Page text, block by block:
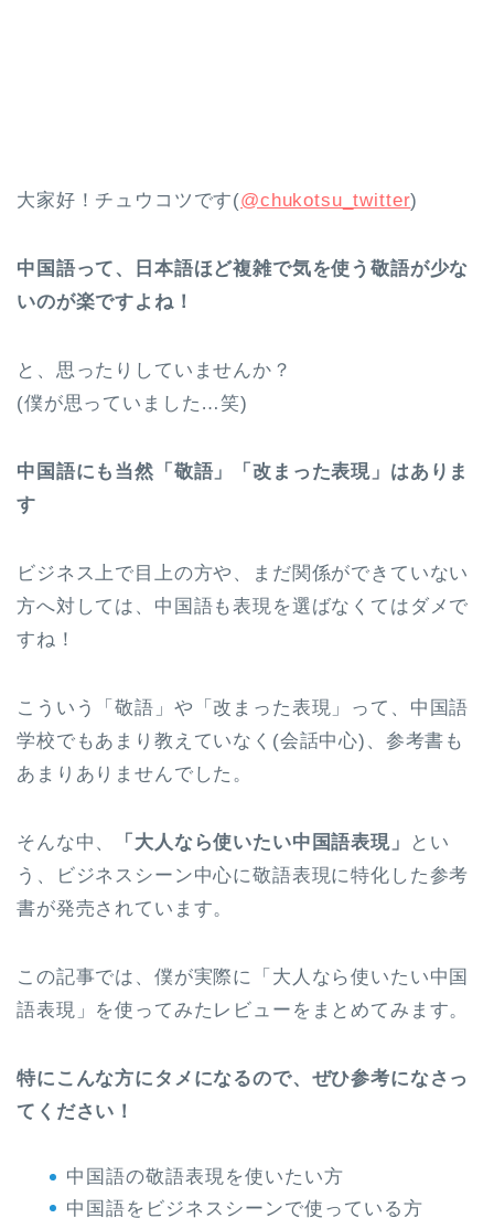
大家好！チュウコツです(@chukotsu_twitter)
中国語って、日本語ほど複雑で気を使う敬語が少な
いのが楽ですよね！
と、思ったりしていませんか？
(僕が思っていました…笑)
中国語にも当然「敬語」「改まった表現」はありま
す
ビジネス上で目上の方や、まだ関係ができていない
方へ対しては、中国語も表現を選ばなくてはダメで
すね！
こういう「敬語」や「改まった表現」って、中国語
学校でもあまり教えていなく(会話中心)、参考書も
あまりありませんでした。
そんな中、 「大人なら使いたい中国語表現」
とい
う、ビジネスシーン中心に敬語表現に特化した参考
書が発売されています。
この記事では、僕が実際に「大人なら使いたい中国
語表現」を使ってみたレビューをまとめてみます。
特にこんな方にタメになるので、ぜひ参考になさっ
てください！
中国語の敬語表現を使いたい方
中国語をビジネスシーンで使っている方